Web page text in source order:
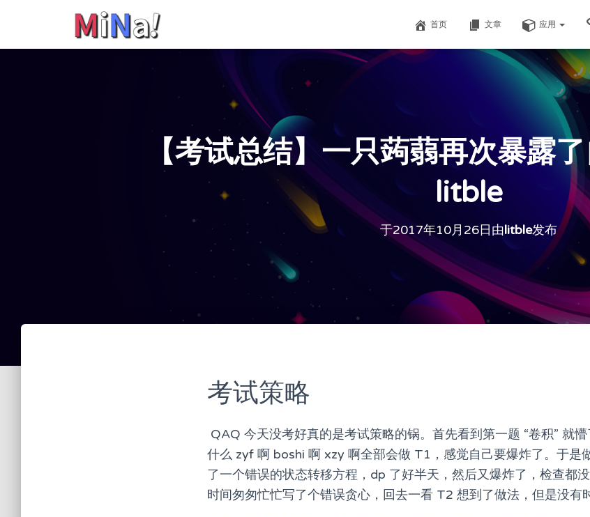
首页 文章 应用
【考试总结】一只蒟蒻再次暴露
litble
于2017年10月26日由litble发布
考试策略
QAQ 今天没考好真的是考试策略的锅。首先看到第一题 “卷积” 就
什么 zyf 啊 boshi 啊 xzy 啊全部会做 T1，感觉自己要爆炸了。于是
了一个错误的状态转移方程，dp 了好半天，然后又爆炸了，检查都
时间匆匆忙忙写了个错误贪心，回去一看 T2 想到了做法，但是没有